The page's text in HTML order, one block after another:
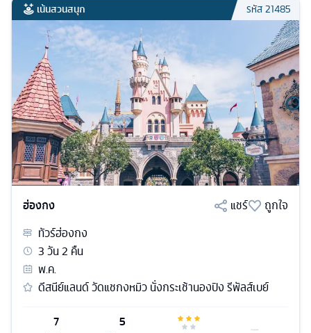
เน้นสวนสนุก รหัส21485
ฮ่องกง แชร์
ถูกใจ
ทัวร์ฮ่องกง
3วัน2 คืน
พ.ค.
ดีสนีย์แลนด์ วัดแชกงหมิว นั่งกระเช้านองปิง รีพัลส์เบย์
7
5